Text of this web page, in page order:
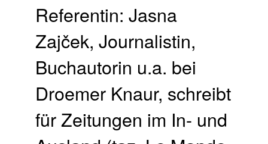
Referentin: Jasna
Zajček, Journalistin,
Buchautorin u.a. bei
Droemer Knaur, schreibt
für Zeitungen im In- und